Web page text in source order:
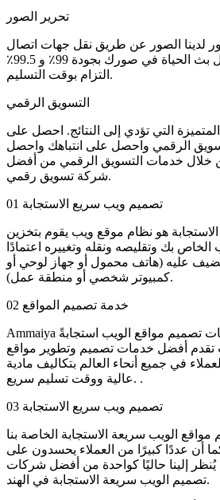
تحرير الصور
لدينا الصور عن طريق نقل جهات اتصال
خارقة للطبيعة من أجل بث الحياة في صورك بجودة 99٪ و 99.5٪
التزام بوقت التسليم.
التسويق الرقمي
التي تؤدي إلى النتائج. احصل على
الرقمي واحصل على انتباهك واحصل
خلال خدمات التسويق الرقمي من أفضل
شركة تسويق رقمي.
01 تصميم ويب سريع الاستجابة
هو نظام موقع ويب يقوم بتخزين
بك وتقليصه ونقله وتغييره اعتمادًا
عليه (هاتف محمول أو جهاز لوحي أو
كمبيوتر شخصي أو منطقة عمل).
02 خدمة تصميم المواقع
Ammaiya هي واحدة من أكثر شركات تصميم مواقع الويب استجابةً
تقدم أفضل خدمات تصميم وتطوير مواقع
في جميع أنحاء العالم بتكاليف مادية
عالية ووقت تسليم سريع. .
03 تصميم ويب سريع الاستجابة
الويب سريعة الاستجابة الخاصة بنا
أن عددًا كبيرًا من العملاء يحسدون على
يُنظر إلينا حاليًا كواحدة من أفضل شركات
تصميم الويب سريعة الاستجابة في الهند.